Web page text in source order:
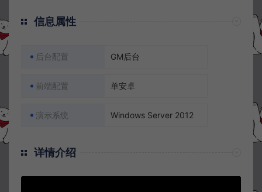
信息属性
后台配置 GM后台
前端配置 单安卓
演示系统 Windows Server 2012
详情介绍